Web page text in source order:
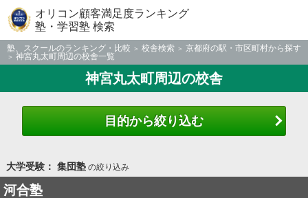
オリコン顧客満足度ランキング
塾・学習塾 検索
塾、スクールのランキング・比較 校舎検索
京都府の駅・市区町村から探す
神宮丸太町周辺の校舎一覧
神宮丸太町周辺の校舎
目的から絞り込む
大学受験： 集団塾の絞り込み
河合塾